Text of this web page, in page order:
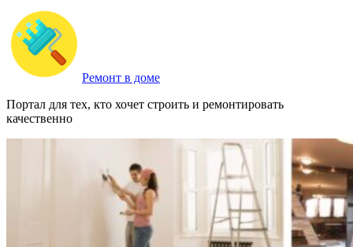
Ремонт в доме
Портал для тех, кто хочет строить и ремонтировать
качественно